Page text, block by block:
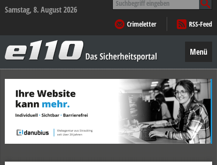
Samstag, 8. August 2026
nach:
Crimeletter
RSS-Feed
–
Das
Sicherheitsportal
Menü
Zum
Inhalt
springen